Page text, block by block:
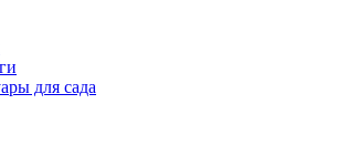
для сада